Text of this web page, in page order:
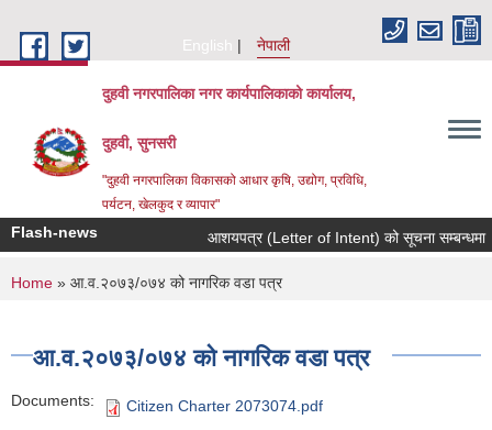
English
नेपाली
दुहवी नगरपालिका नगर कार्यपालिकाको कार्यालय,
दुहवी, सुनसरी
"दुहवी नगरपालिका विकासको आधार कृषि, उद्योग, प्रविधि,
पर्यटन, खेलकुद र व्यापार"
Flash-news आशयपत्र (Letter of Intent) को सूचना सम्बन्धमा ।
You are here
Home » आ.व.२०७३/०७४ को नागरिक वडा पत्र
आ.व.२०७३/०७४ को नागरिक वडा पत्र
Documents: Citizen Charter 2073074.pdf